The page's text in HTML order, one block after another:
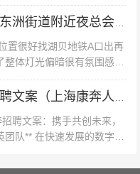
想过，街头巷尾也藏着丰富
街上招聘**不仅是一个独
很好找湖贝地铁A口出再
整体灯光偏暗很有氛围感出
体很棒！,设施:手机扫码点
了个别没有自己想要的版本
文案：携手共创未来，
队** 在快速发展的数字时
提供最优质的解决方案和服